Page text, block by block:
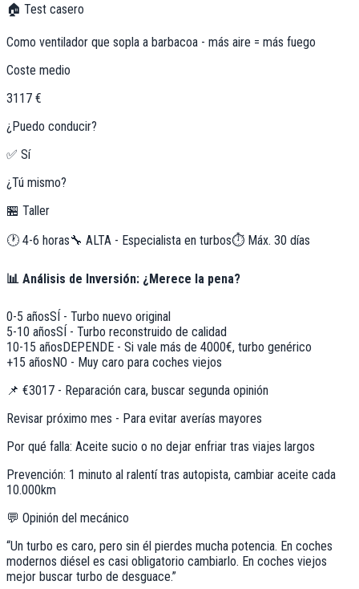
🏠 Test casero
Como ventilador que sopla a barbacoa - más aire = más fuego
Coste medio
3117 €
¿Puedo conducir?
✅ Sí
¿Tú mismo?
🏪 Taller
🕐 4-6 horas🔧 ALTA - Especialista en turbos⏱️ Máx. 30 días
📊 Análisis de Inversión: ¿Merece la pena?
0-5 añosSÍ - Turbo nuevo original
5-10 añosSÍ - Turbo reconstruido de calidad
10-15 añosDEPENDE - Si vale más de 4000€, turbo genérico
+15 añosNO - Muy caro para coches viejos
📌 €3017 - Reparación cara, buscar segunda opinión
Revisar próximo mes - Para evitar averías mayores
Por qué falla: Aceite sucio o no dejar enfriar tras viajes largos
Prevención: 1 minuto al ralentí tras autopista, cambiar aceite cada
10.000km
💬 Opinión del mecánico
“Un turbo es caro, pero sin él pierdes mucha potencia. En coches
modernos diésel es casi obligatorio cambiarlo. En coches viejos
mejor buscar turbo de desguace.”